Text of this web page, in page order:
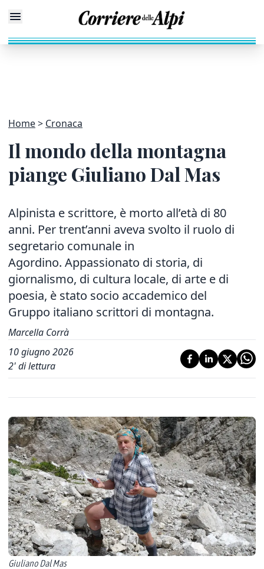
Home Cronaca
Il mondo della montagna
piange Giuliano Dal Mas
Alpinista e scrittore, è morto all’età di 80
anni. Per trent’anni aveva svolto il ruolo di
segretario comunale in
Agordino. Appassionato di storia, di
giornalismo, di cultura locale, di arte e di
poesia, è stato socio accademico del
Gruppo italiano scrittori di montagna.
Marcella Corrà
10 giugno 2026
2' di lettura
Giuliano Dal Mas